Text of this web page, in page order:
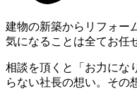
建物の新築からリフォー
気になることは全てお任
相談を頂くと「お力にな
らない社長の想い。その